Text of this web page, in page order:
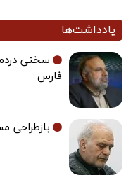
یادداشت‌ها
سخنی
فارس